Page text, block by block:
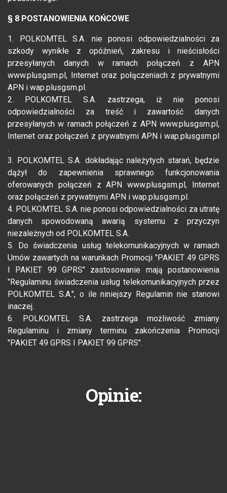
§ 8 POSTANOWIENIA KOŃCOWE
1. POLKOMTEL S.A. nie ponosi odpowiedzialności za
szkody wynikłe z opóźnień, zakresu i nieścisłości
przesyłanych danych w ramach połączeń z APN
www.plusgsm.pl, Internet oraz połączeniach z prywatnymi
APN i wap.plusgsm.pl.
2. POLKOMTEL S.A. zastrzega, iż nie ponosi
odpowiedzialności za treść i zawartość danych
przesyłanych w ramach połączeń z APN www.plusgsm.pl,
Internet oraz połączeń z prywatnymi APN i wap.plusgsm.pl
.
3. POLKOMTEL S.A. dokładając należytych starań, będzie
dążył do zapewnienia sprawnego funkcjonowania
oferowanych połączeń z APN www.plusgsm.pl, Internet
oraz połączeń z prywatnymi APN i wap.plusgsm.pl.
4. POLKOMTEL S.A. nie ponosi odpowiedzialności za utratę
danych spowodowaną awarią systemu z przyczyn
niezależnych od POLKOMTEL S.A.
5. Do świadczenia usług telekomunikacyjnych w ramach
Umów zawartych na warunkach Promocji "PAKIET 49 GPRS
I PAKIET 99 GPRS" zastosowanie mają postanowienia
"Regulaminu świadczenia usług telekomunikacyjnych przez
POLKOMTEL S.A.", o ile niniejszy Regulamin nie stanowi
inaczej.
6. POLKOMTEL S.A. zastrzega możliwość zmiany
Regulaminu i zmiany terminu zakończenia Promocji
"PAKIET 49 GPRS I PAKIET 99 GPRS".
Opinie: